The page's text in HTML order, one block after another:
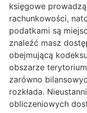
księgowe
rachunkowości,
podatkami są
znaleźć masz
obejmującą
obszarze
zarówno
rozkłada.
obliczeniowych